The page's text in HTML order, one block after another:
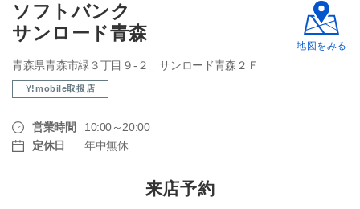
ソフトバンク
サンロード青森
青森県青森市緑３丁目９‐２ サンロード青森２Ｆ
Y!mobile取扱店
営業時間
10:00～20:00
定休日
年中無休
地図をみる
来店予約